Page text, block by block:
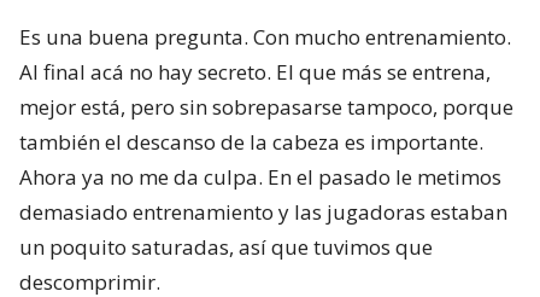
Es una buena pregunta. Con mucho entrenamiento.
Al final acá no hay secreto. El que más se entrena,
mejor está, pero sin sobrepasarse tampoco, porque
también el descanso de la cabeza es importante.
Ahora ya no me da culpa. En el pasado le metimos
demasiado entrenamiento y las jugadoras estaban
un poquito saturadas, así que tuvimos que
descomprimir.